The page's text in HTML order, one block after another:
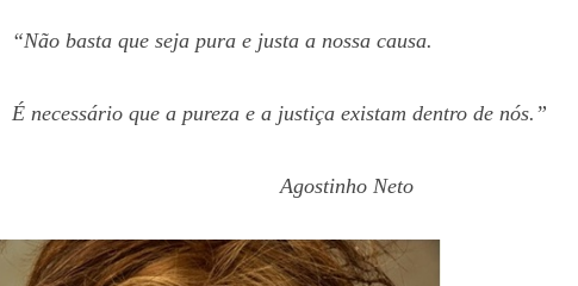
“Não basta que seja pura e justa a nossa causa.
É necessário que a pureza e a justiça existam dentro de nós.”
Agostinho Neto